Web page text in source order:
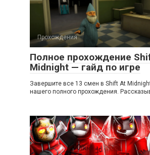
Прохождения
Полное прохождение
Midnight — гайд по игре
Завершите все 13 смен в Shift At
нашего полного прохождения.